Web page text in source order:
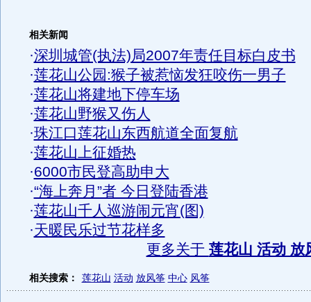
相关新闻
·深圳城管(执法)局2007年责任目标白皮书
·莲花山公园:猴子被惹恼发狂咬伤一男子
·莲花山将建地下停车场
·莲花山野猴又伤人
·珠江口莲花山东西航道全面复航
·莲花山上征婚热
·6000市民登高助申大
·“海上奔月”者 今日登陆香港
·莲花山千人巡游闹元宵(图)
·天暖民乐过节花样多
更多关于 莲花山 活动 放
相关搜索： 莲花山 活动 放风筝 中心 风筝